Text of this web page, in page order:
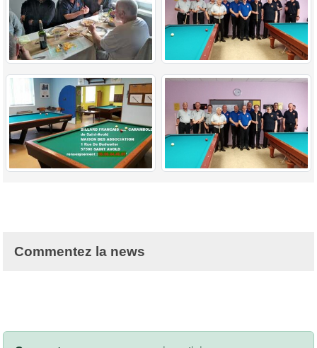
Commentez la news